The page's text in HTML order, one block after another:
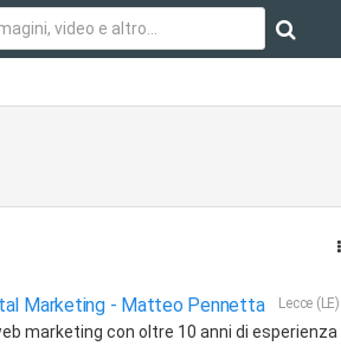
Marketing - Matteo Pennetta Lecce (LE)
marketing con oltre 10 anni di esperienza